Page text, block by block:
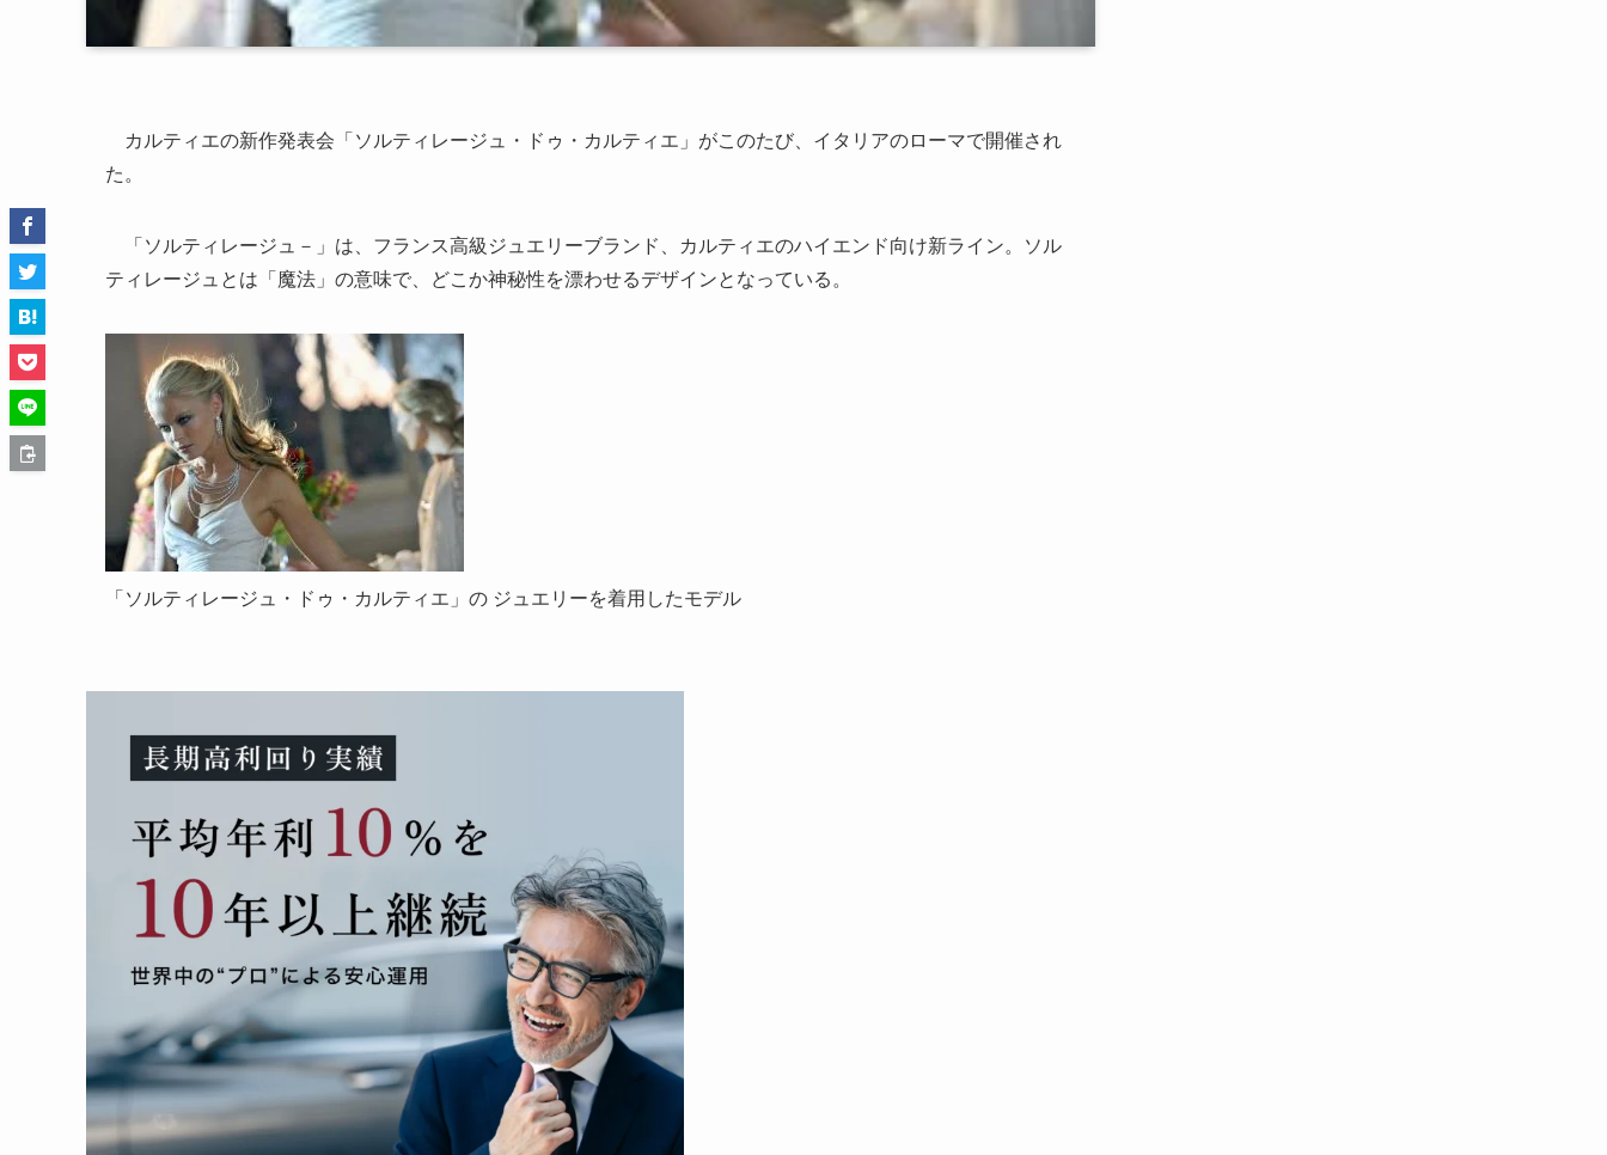
カルティエの新作発表会「ソルティレージュ・ドゥ・カルティエ」がこのたび、イタリアのローマで開催され
た。
「ソルティレージュ－」は、フランス高級ジュエリーブランド、カルティエのハイエンド向け新ライン。ソル
ティレージュとは「魔法」の意味で、どこか神秘性を漂わせるデザインとなっている。
「ソルティレージュ・ドゥ・カルティエ」の ジュエリーを着用したモデル